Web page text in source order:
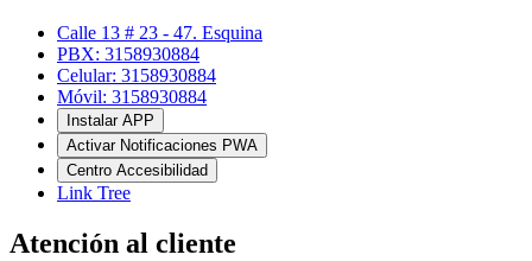
Calle 13 # 23 - 47. Esquina
PBX: 3158930884
Celular: 3158930884
Móvil: 3158930884
Instalar APP
Activar Notificaciones PWA
Centro Accesibilidad
Link Tree
Atención al cliente